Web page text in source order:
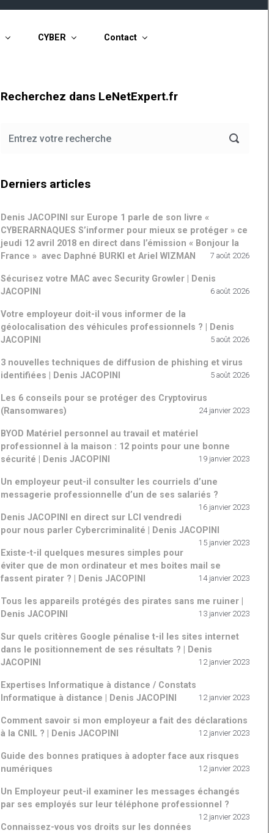
CYBER Contact
Recherchez dans LeNetExpert.fr
Derniers articles
Denis JACOPINI sur Europe 1 parle de son livre «
CYBERARNAQUES S’informer pour mieux se protéger » ce
jeudi 12 avril 2018 en direct dans l’émission « Bonjour la
France » avec Daphné BURKI et Ariel WIZMAN
7 août 2026
Sécurisez votre MAC avec Security Growler | Denis
JACOPINI
6 août 2026
Votre employeur doit-il vous informer de la
géolocalisation des véhicules professionnels ? | Denis
JACOPINI
5 août 2026
3 nouvelles techniques de diffusion de phishing et virus
identifiées | Denis JACOPINI
5 août 2026
Les 6 conseils pour se protéger des Cryptovirus
(Ransomwares)
24 janvier 2023
BYOD Matériel personnel au travail et matériel
professionnel à la maison : 12 points pour une bonne
sécurité | Denis JACOPINI
19 janvier 2023
Un employeur peut-il consulter les courriels d’une
messagerie professionnelle d’un de ses salariés ?
16 janvier 2023
Denis JACOPINI en direct sur LCI vendredi
pour nous parler Cybercriminalité | Denis JACOPINI
15 janvier 2023
Existe-t-il quelques mesures simples pour
éviter que de mon ordinateur et mes boites mail se
fassent pirater ? | Denis JACOPINI
14 janvier 2023
Tous les appareils protégés des pirates sans me ruiner |
Denis JACOPINI
13 janvier 2023
Sur quels critères Google pénalise t-il les sites internet
dans le positionnement de ses résultats ? | Denis
JACOPINI
12 janvier 2023
Expertises Informatique à distance / Constats
Informatique à distance | Denis JACOPINI
12 janvier 2023
Comment savoir si mon employeur a fait des déclarations
à la CNIL ? | Denis JACOPINI
12 janvier 2023
Guide des bonnes pratiques à adopter face aux risques
numériques
12 janvier 2023
Un Employeur peut-il examiner les messages échangés
par ses employés sur leur téléphone professionnel ?
12 janvier 2023
Connaissez-vous vos droits sur les données